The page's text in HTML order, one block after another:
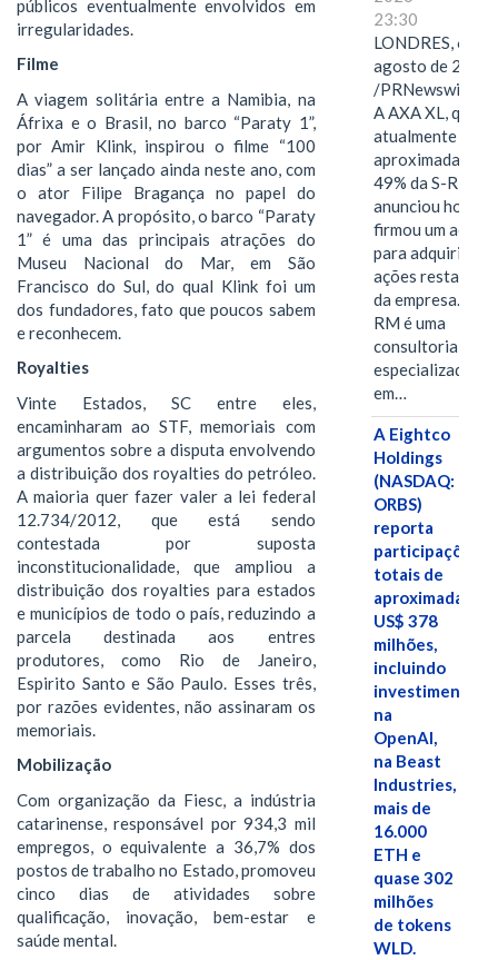
públicos eventualmente envolvidos em
irregularidades.
Filme
A viagem solitária entre a Namibia, na
Áfrixa e o Brasil, no barco “Paraty 1”,
por Amir Klink, inspirou o filme “100
dias” a ser lançado ainda neste ano, com
o ator Filipe Bragança no papel do
navegador. A propósito, o barco “Paraty
1” é uma das principais atrações do
Museu Nacional do Mar, em São
Francisco do Sul, do qual Klink foi um
dos fundadores, fato que poucos sabem
e reconhecem.
Royalties
Vinte Estados, SC entre eles,
encaminharam ao STF, memoriais com
argumentos sobre a disputa envolvendo
a distribuição dos royalties do petróleo.
A maioria quer fazer valer a lei federal
12.734/2012, que está sendo
contestada por suposta
inconstitucionalidade, que ampliou a
distribuição dos royalties para estados
e municípios de todo o país, reduzindo a
parcela destinada aos entres
produtores, como Rio de Janeiro,
Espirito Santo e São Paulo. Esses três,
por razões evidentes, não assinaram os
memoriais.
Mobilização
Com organização da Fiesc, a indústria
catarinense, responsável por 934,3 mil
empregos, o equivalente a 36,7% dos
postos de trabalho no Estado, promoveu
cinco dias de atividades sobre
qualificação, inovação, bem-estar e
saúde mental.
23:30
LONDRES, 6 de
agosto de 2026
/PRNewswire/ --
A AXA XL, que
atualmente
49% da S-RM,
anunciou hoje
firmou um
para adquirir as
ações restantes
da empresa. A S-
RM é uma
consultoria
especializada
em…
A Eightco
Holdings
(NASDAQ:
ORBS)
reporta
participações
totais de
US$ 378
milhões,
incluindo
investimentos
na
OpenAI,
na Beast
Industries,
mais de
16.000
ETH e
quase 302
milhões
de tokens
WLD.